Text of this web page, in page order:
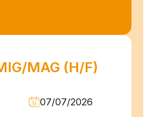
MAG (H/F)
07/07/2026